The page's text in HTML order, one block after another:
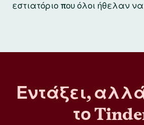
εστιατόριο που όλοι ήθελαν
Εντάξει,
το